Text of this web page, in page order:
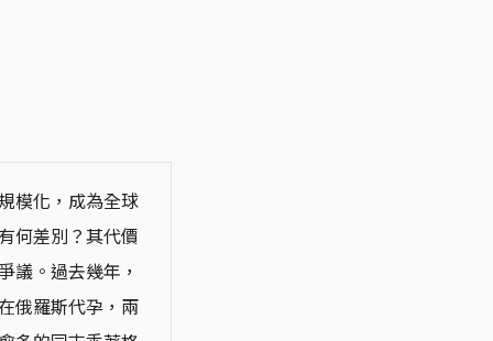
模化，成為全球
何差別？其代價
議。過去幾年，
俄羅斯代孕，兩